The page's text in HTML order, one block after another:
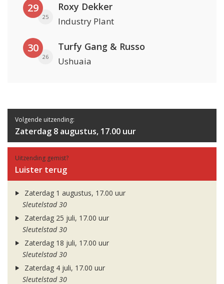
29
25
Roxy Dekker
Industry Plant
30
26
Turfy Gang & Russo
Ushuaia
Volgende uitzending:
Zaterdag 8 augustus, 17.00 uur
Uitzending gemist?
Luister terug
Zaterdag 1 augustus, 17.00 uur
Sleutelstad 30
Zaterdag 25 juli, 17.00 uur
Sleutelstad 30
Zaterdag 18 juli, 17.00 uur
Sleutelstad 30
Zaterdag 4 juli, 17.00 uur
Sleutelstad 30